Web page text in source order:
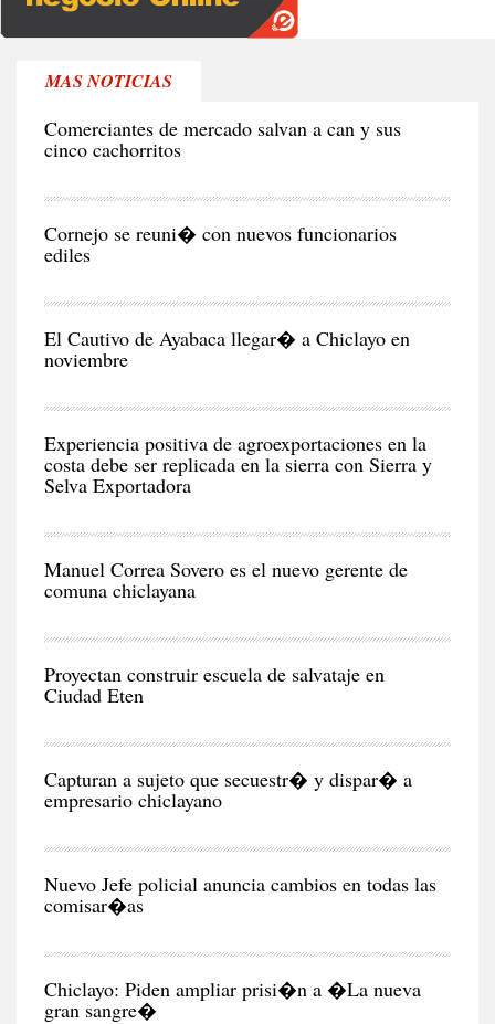
MAS NOTICIAS
Comerciantes de mercado salvan a can y sus
cinco cachorritos
Cornejo se reuni� con nuevos funcionarios
ediles
El Cautivo de Ayabaca llegar� a Chiclayo en
noviembre
Experiencia positiva de agroexportaciones en la
costa debe ser replicada en la sierra con Sierra y
Selva Exportadora
Manuel Correa Sovero es el nuevo gerente de
comuna chiclayana
Proyectan construir escuela de salvataje en
Ciudad Eten
Capturan a sujeto que secuestr� y dispar� a
empresario chiclayano
Nuevo Jefe policial anuncia cambios en todas las
comisar�as
Chiclayo: Piden ampliar prisi�n a �La nueva
gran sangre�